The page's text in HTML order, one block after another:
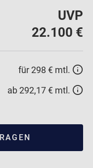
UVP
22.100 €
für 298 € mtl.
ab 292,17 € mtl.